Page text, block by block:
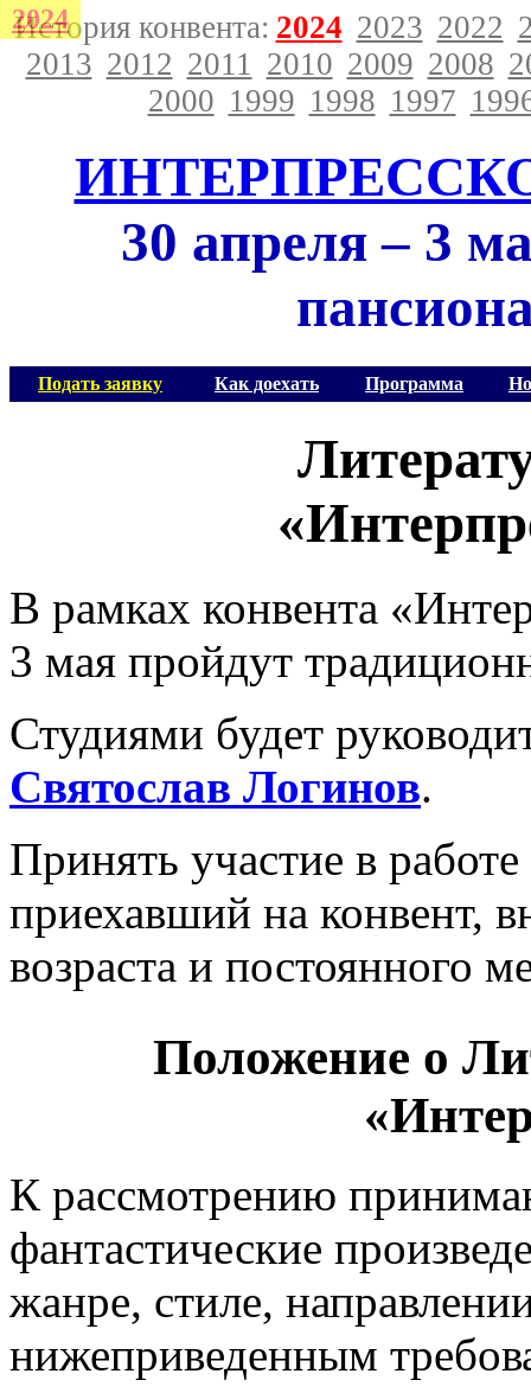
2024
История конвента: 2024 2023 2022
2013 2012 2011 2010 2009 2008
2000 1999 1998 1997
30 апреля – 3
Подать заявку Как доехать Программа
В рамках конвента
3 мая пройдут
Студиями будет
Святослав Логинов.
Принять участие в
приехавший на конвент,
возраста и постоянного
Положение о
К рассмотрению
фантастические
жанре, стиле,
нижеприведенным